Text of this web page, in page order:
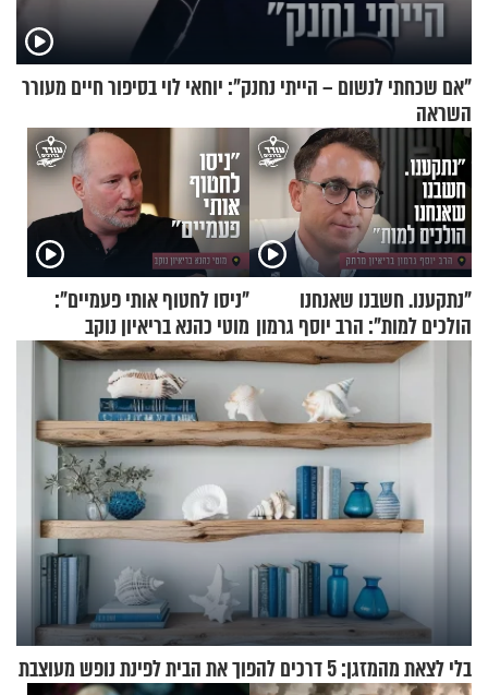
"אם שכחתי לנשום – הייתי נחנק": יוחאי לוי בסיפור חיים מעורר
השראה
"נתקענו. חשבנו שאנחנו
הולכים למות": הרב יוסף גרמון
בריאיון מרתק
"ניסו לחטוף אותי פעמיים":
מוטי כהנא בריאיון נוקב
בלי לצאת מהמזגן: 5 דרכים להפוך את הבית לפינת נופש מעוצבת